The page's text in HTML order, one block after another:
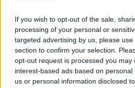
If you wish to opt-out of the sale,
processing of your personal or
targeted advertising by us, please
section to confirm your selection.
opt-out request is processed you may
interest-based ads based on
us or personal information disclosed
som kan stänga av vissa delar av ljuset för att
tillvalslistan.
Räckvidd och laddning
Versionen med längsträckvidd